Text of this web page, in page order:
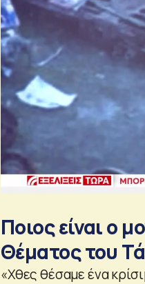
Ποιος είναι ο
Θέματος του
«Χθες θέσαμε ένα